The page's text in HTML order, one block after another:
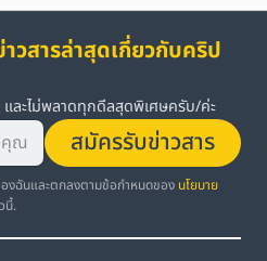
วสารล่าสุดเกี่ยวกับคริป
ละไม่พลาดทุกดีลสุดพิเศษครับ/ค่ะ
สมัครรับข่าวสาร
งฉันและตกลงตามข้อกำหนดของ นโยบาย
นี้.